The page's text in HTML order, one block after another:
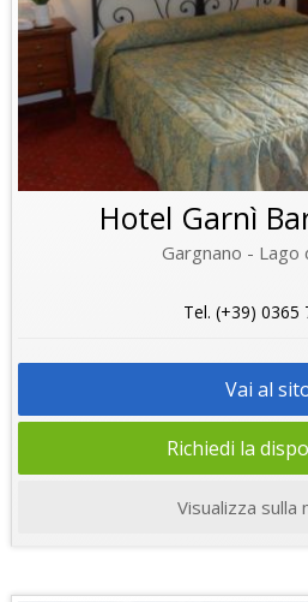
Hotel Garnì
Gargnano - Lago
Tel. (+39) 0365
Vai al
Richiedi la
Visualizza sulla